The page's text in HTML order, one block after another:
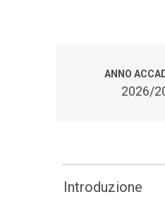
ANNO
2026/
Introduzione